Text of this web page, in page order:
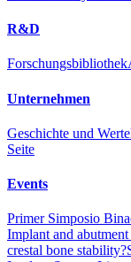
R&D
Forschungsbibliothek
Unternehmen
Geschichte und Werte
Seite
Events
Primer Simposio
Implant and
crestal bone stability?